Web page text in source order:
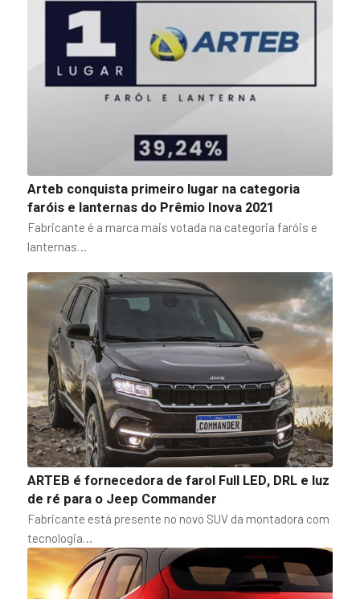
Arteb conquista primeiro lugar na categoria
faróis e lanternas do Prêmio Inova 2021
Fabricante é a marca mais votada na categoria faróis e
lanternas…
ARTEB é fornecedora de farol Full LED, DRL e luz
de ré para o Jeep Commander
Fabricante está presente no novo SUV da montadora com
tecnologia…